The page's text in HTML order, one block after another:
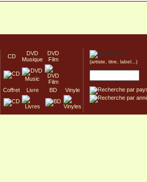
CD
DVD
Musique
DVD
Film
Coffret Livre BD Vinyle
(artiste, titre, label...)